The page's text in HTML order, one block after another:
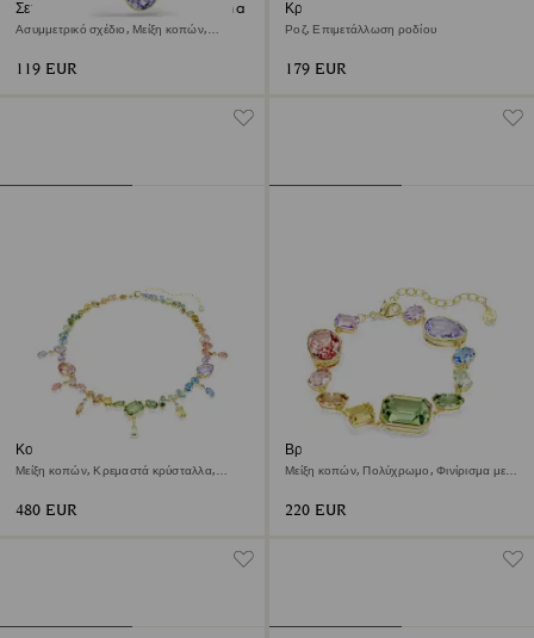
Σετ σκουλαρίκια-χειροπέδα Gema
Ασυμμετρικό σχέδιο, Μείξη κοπών,
119 EUR
Κρίκοι Gema
Ροζ, Επιμετάλλωση ροδίου
179 EUR
Κολιέ Gema
Μείξη κοπών, Κρεμαστά κρύσταλλα,
480 EUR
Βραχιόλι Gema
Μείξη κοπών, Πολύχρωμο, Φινίρισμα με
220 EUR